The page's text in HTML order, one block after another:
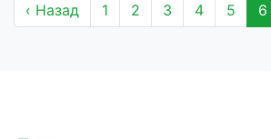
‹ Назад 1 2 3 4 5 6